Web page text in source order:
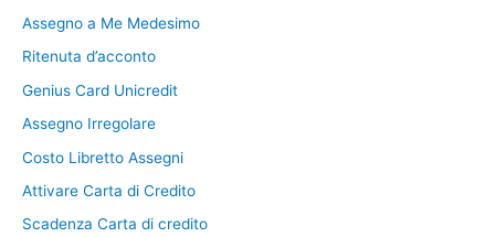
Assegno a Me Medesimo
Ritenuta d’acconto
Genius Card Unicredit
Assegno Irregolare
Costo Libretto Assegni
Attivare Carta di Credito
Scadenza Carta di credito